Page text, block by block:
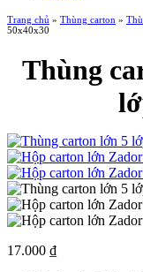
Trang chủ » Thùng carton »
50x40x30
Thùng
17.000 ₫